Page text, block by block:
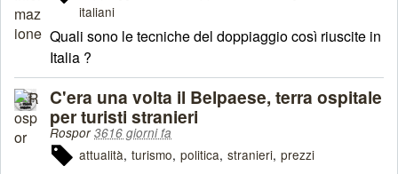
italiani
Quali sono le tecniche del doppiaggio così riuscite in
Italia ?
C'era una volta il Belpaese, terra ospitale
per turisti stranieri
Rospor 3616 giorni fa
attualità turismo politica stranieri prezzi